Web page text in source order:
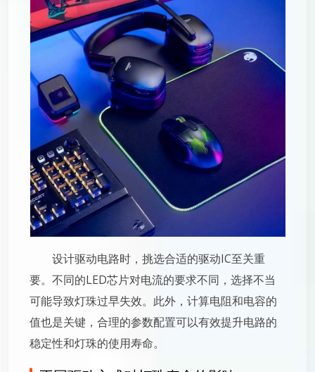
设计驱动电路时，挑选合适的驱动IC至关重
要。不同的LED芯片对电流的要求不同，选择不当
可能导致灯珠过早失效。此外，计算电阻和电容的
值也是关键，合理的参数配置可以有效提升电路的
稳定性和灯珠的使用寿命。